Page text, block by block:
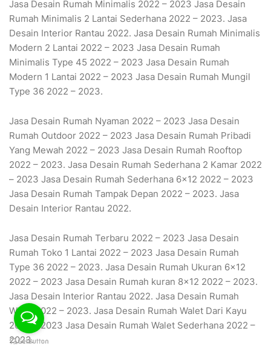
Jasa Desain Rumah Minimalis 2022 – 2023 Jasa Desain
Rumah Minimalis 2 Lantai Sederhana 2022 – 2023. Jasa
Desain Interior Rantau 2022. Jasa Desain Rumah Minimalis
Modern 2 Lantai 2022 – 2023 Jasa Desain Rumah
Minimalis Type 45 2022 – 2023 Jasa Desain Rumah
Modern 1 Lantai 2022 – 2023 Jasa Desain Rumah Mungil
Type 36 2022 – 2023.
Jasa Desain Rumah Nyaman 2022 – 2023 Jasa Desain
Rumah Outdoor 2022 – 2023 Jasa Desain Rumah Pribadi
Yang Mewah 2022 – 2023 Jasa Desain Rumah Rooftop
2022 – 2023. Jasa Desain Rumah Sederhana 2 Kamar 2022
– 2023 Jasa Desain Rumah Sederhana 6×12 2022 – 2023
Jasa Desain Rumah Tampak Depan 2022 – 2023. Jasa
Desain Interior Rantau 2022.
Jasa Desain Rumah Terbaru 2022 – 2023 Jasa Desain
Rumah Toko 1 Lantai 2022 – 2023 Jasa Desain Rumah
Type 36 2022 – 2023. Jasa Desain Rumah Ukuran 6×12
2022 – 2023 Jasa Desain Rumah kuran 8×12 2022 – 2023.
Jasa Desain Interior Rantau 2022. Jasa Desain Rumah
Walet 2022 – 2023. Jasa Desain Rumah Walet Dari Kayu
2022 – 2023 Jasa Desain Rumah Walet Sederhana 2022 –
2023.